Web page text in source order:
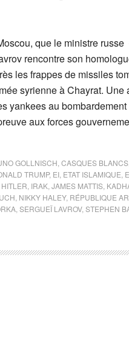
que le ministre
rencontre son
les frappes de missiles
syrienne à Chayrat.
yankees au
aux forces
GOLLNISCH CASQUES BLANCS
TRUMP, EI ETAT ISLAMIQUE
HITLER IRAK JAMES MATTIS
NIKKY HALEY, RÉPUBLIQUE
SERGUEÏ LAVROV, STEPHEN